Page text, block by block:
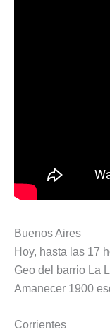
Buenos Aires
Hoy, hasta las 17
Geo del barrio La
Amanecer 1900
Corrientes